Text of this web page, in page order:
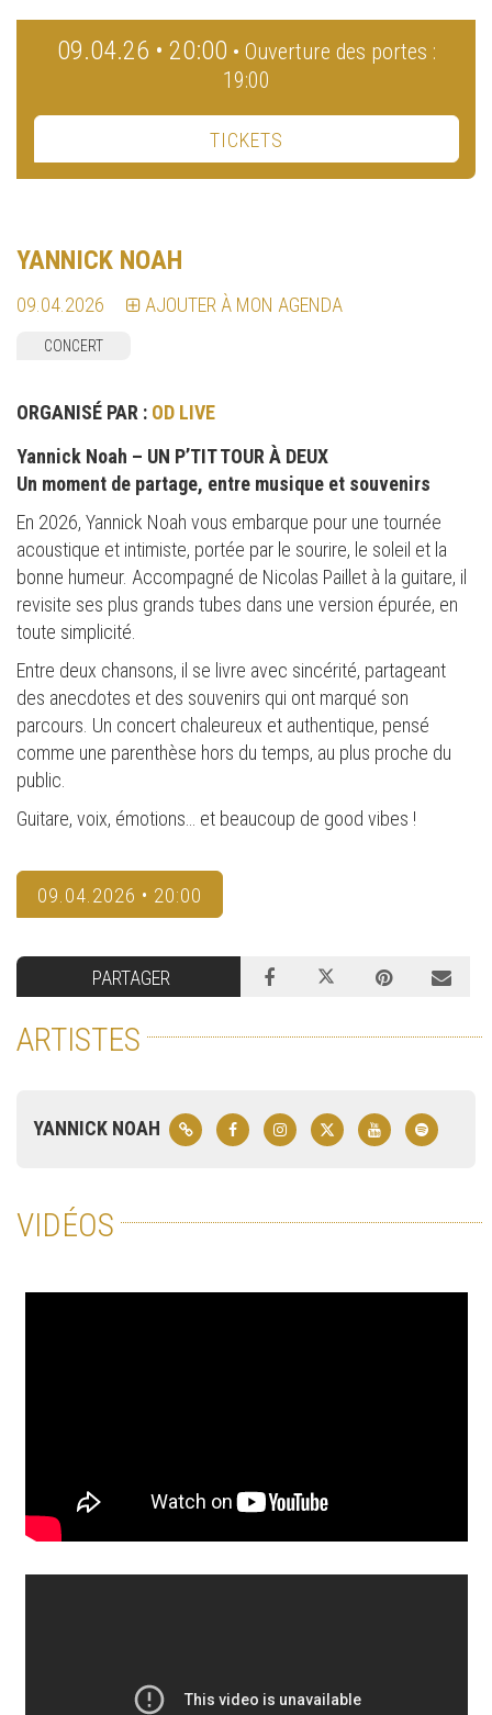
09.04.26 • 20:00 • Ouverture des portes :
19:00
TICKETS
YANNICK NOAH
09.04.2026 AJOUTER À MON AGENDA
CONCERT
ORGANISÉ PAR : OD LIVE
Yannick Noah – UN P’TIT TOUR À DEUX
Un moment de partage, entre musique et souvenirs
En 2026, Yannick Noah vous embarque pour une tournée
acoustique et intimiste, portée par le sourire, le soleil et la
bonne humeur. Accompagné de Nicolas Paillet à la guitare, il
revisite ses plus grands tubes dans une version épurée, en
toute simplicité.
Entre deux chansons, il se livre avec sincérité, partageant
des anecdotes et des souvenirs qui ont marqué son
parcours. Un concert chaleureux et authentique, pensé
comme une parenthèse hors du temps, au plus proche du
public.
Guitare, voix, émotions… et beaucoup de good vibes !
09.04.2026 • 20:00
PARTAGER
ARTISTES
YANNICK NOAH
VIDÉOS